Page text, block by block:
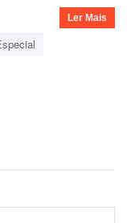
Ler Mais